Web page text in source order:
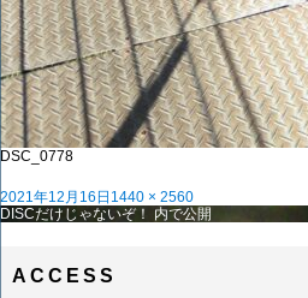
DSC_0778
投
稿
2021年12月16日 フ
ル
1440 × 2560
投
ゲ
DISCだけじゃないぞ！ 内で公開
ACCESS